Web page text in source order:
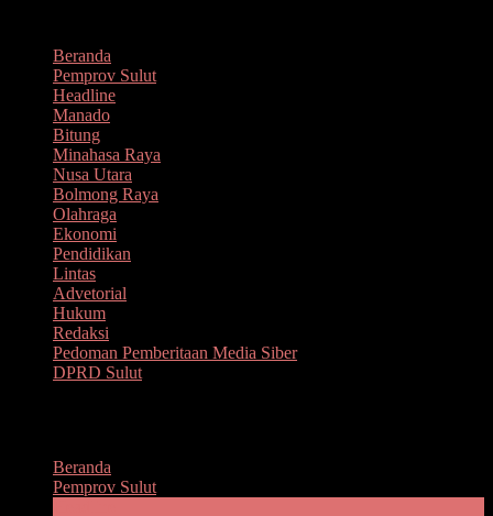
kontenBeranda
Pemprov Sulut
Headline
Manado
Bitung
Minahasa Raya
Nusa Utara
Bolmong Raya
Olahraga
Ekonomi
Pendidikan
Lintas
Advetorial
Hukum
Redaksi
Pedoman Pemberitaan Media Siber
DPRD Sulut
Beranda
Pemprov Sulut